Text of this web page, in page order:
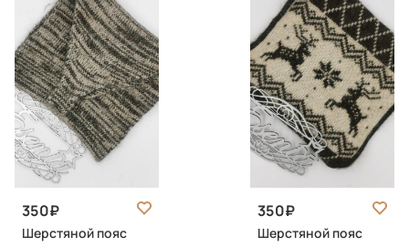
350
Шерстяной пояс
350
Шерстяной пояс